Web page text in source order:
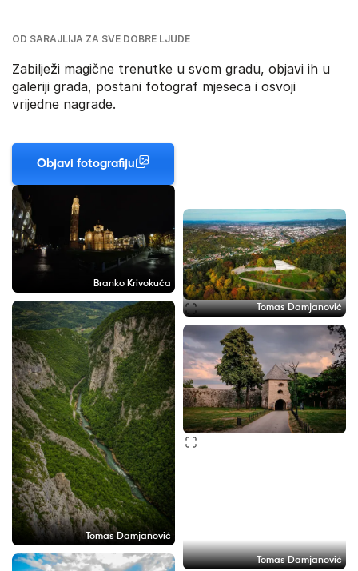
OD SARAJLIJA ZA SVE DOBRE LJUDE
Zabilježi magične trenutke u svom gradu, objavi ih u
galeriji grada, postani fotograf mjeseca i osvoji
vrijedne nagrade.
Objavi fotografiju
Branko Krivokuća
Tomas Damjanović
Tomas Damjanović
Tomas Damjanović